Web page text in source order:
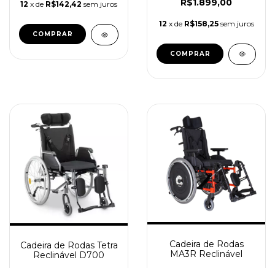
12 x de R$142,42 sem juros
COMPRAR
R$1.899,00
12 x de R$158,25 sem juros
COMPRAR
Cadeira de Rodas Tetra
Reclinável D700
Cadeira de Rodas
MA3R Reclinável